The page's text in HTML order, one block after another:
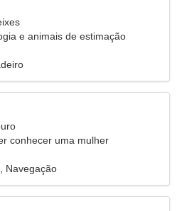
e animais de estimação
conhecer uma mulher
Navegação